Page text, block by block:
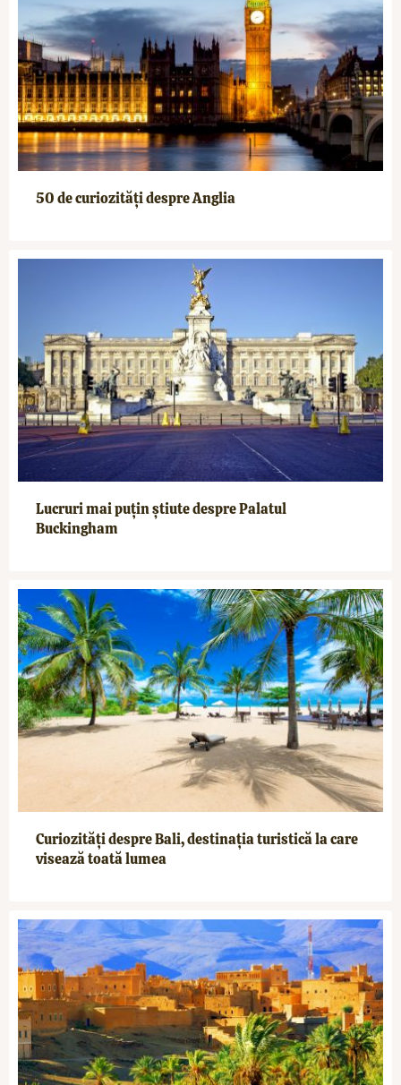
50 de curiozități despre Anglia
Lucruri mai puțin știute despre Palatul
Buckingham
Curiozități despre Bali, destinația turistică la care
visează toată lumea